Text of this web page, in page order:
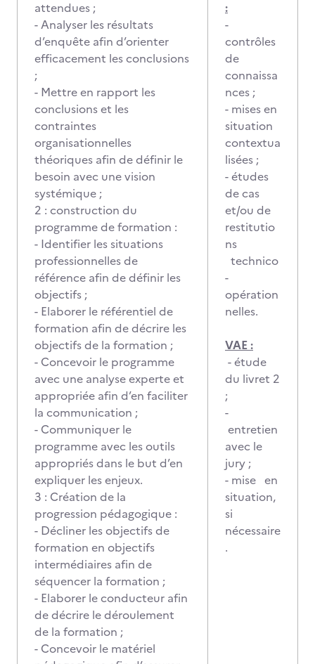
attendues ;
- Analyser les résultats
d’enquête afin d’orienter
efficacement les conclusions
;
- Mettre en rapport les
conclusions et les
contraintes
organisationnelles
théoriques afin de définir le
besoin avec une vision
systémique ;
2 : construction du
programme de formation :
- Identifier les situations
professionnelles de
référence afin de définir les
objectifs ;
- Elaborer le référentiel de
formation afin de décrire les
objectifs de la formation ;
- Concevoir le programme
avec une analyse experte et
appropriée afin d’en faciliter
la communication ;
- Communiquer le
programme avec les outils
appropriés dans le but d’en
expliquer les enjeux.
3 : Création de la
progression pédagogique :
- Décliner les objectifs de
formation en objectifs
intermédiaires afin de
séquencer la formation ;
- Elaborer le conducteur afin
de décrire le déroulement
de la formation ;
- Concevoir le matériel
:
-
contrôles
de
connaissa
nces ;
- mises en
situation
contextua
lisées ;
- études
de cas
et/ou de
restitutio
ns
technico
-
opération
nelles.
VAE :
- étude
du livret 2
;
-
entretien
avec le
jury ;
- mise en
situation,
si
nécessaire
.